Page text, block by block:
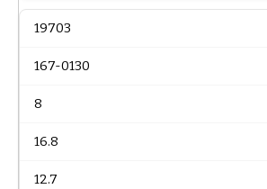
19703
167-0130
8
16.8
12.7